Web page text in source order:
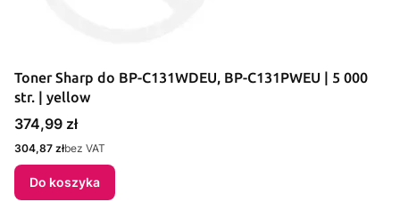
Toner Sharp do BP-C131WDEU, BP-C131PWEU | 5 000
str. | yellow
Cena
374,99 zł
Cena
304,87 złbez VAT
Do koszyka